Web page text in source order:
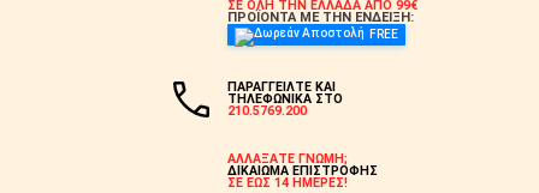
ΣΕ ΟΛΗ ΤΗΝ ΕΛΛΑΔΑ ΑΠΟ 99€
ΠΡΟΪΟΝΤΑ ΜΕ ΤΗΝ ΕΝΔΕΙΞΗ:
FREE
ΠΑΡΑΓΓΕΙΛΤΕ ΚΑΙ
ΤΗΛΕΦΩΝΙΚΑ ΣΤΟ
210.5769.200
ΑΛΛΑΞΑΤΕ ΓΝΩΜΗ;
ΔΙΚΑΙΩΜΑ ΕΠΙΣΤΡΟΦΗΣ
ΣΕ ΕΩΣ 14 ΗΜΕΡΕΣ!